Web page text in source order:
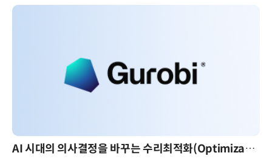
AI 시대의 의사결정을 바꾸는 수리최적화(Optimization): 실제 산업 적용 사례와 활용 전략